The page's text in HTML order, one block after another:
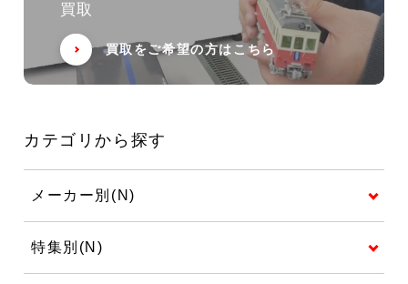
買取
買取をご希望の方はこちら
カテゴリから探す
メーカー別(N)
特集別(N)